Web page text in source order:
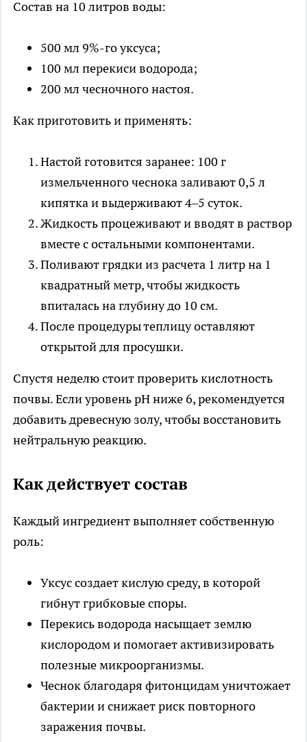
Состав на 10 литров воды:
500 мл 9%-го уксуса;
100 мл перекиси водорода;
200 мл чесночного настоя.
Как приготовить и применять:
Настой готовится заранее: 100 г
измельченного чеснока заливают 0,5 л
кипятка и выдерживают 4–5 суток.
Жидкость процеживают и вводят в раствор
вместе с остальными компонентами.
Поливают грядки из расчета 1 литр на 1
квадратный метр, чтобы жидкость
впиталась на глубину до 10 см.
После процедуры теплицу оставляют
открытой для просушки.
Спустя неделю стоит проверить кислотность
почвы. Если уровень pH ниже 6, рекомендуется
добавить древесную золу, чтобы восстановить
нейтральную реакцию.
Как действует состав
Каждый ингредиент выполняет собственную
роль:
Уксус создает кислую среду, в которой
гибнут грибковые споры.
Перекись водорода насыщает землю
кислородом и помогает активизировать
полезные микроорганизмы.
Чеснок благодаря фитонцидам уничтожает
бактерии и снижает риск повторного
заражения почвы.